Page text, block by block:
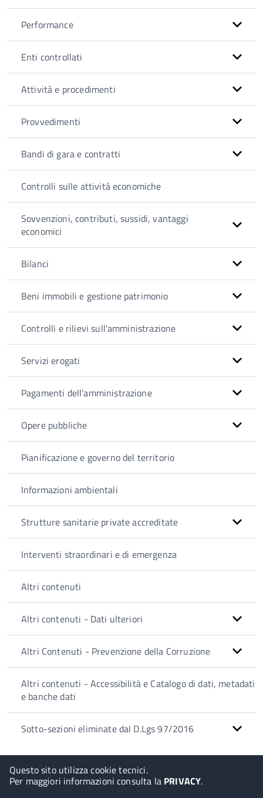
Questo sito utilizza cookie tecnici.
Per maggiori informazioni consulta la PRIVACY.
Performance
Enti controllati
Attività e procedimenti
Provvedimenti
Bandi di gara e contratti
Controlli sulle attività economiche
Sovvenzioni, contributi, sussidi, vantaggi
economici
Bilanci
Beni immobili e gestione patrimonio
Controlli e rilievi sull'amministrazione
Servizi erogati
Pagamenti dell'amministrazione
Opere pubbliche
Pianificazione e governo del territorio
Informazioni ambientali
Strutture sanitarie private accreditate
Interventi straordinari e di emergenza
Altri contenuti
Altri contenuti - Dati ulteriori
Altri Contenuti - Prevenzione della Corruzione
Altri contenuti - Accessibilità e Catalogo di dati, metadati
e banche dati
Sotto-sezioni eliminate dal D.Lgs 97/2016